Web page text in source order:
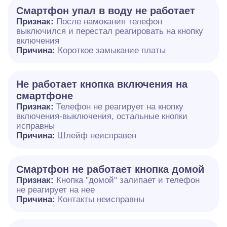
Смартфон упал в воду не работает
Признак: После намокания телефон
выключился и перестал реагировать на кнопку
включения
Причина: Короткое замыкание платы
Не работает кнопка включения на
смартфоне
Признак: Телефон не реагирует на кнопку
включения-выключения, остальные кнопки
исправны
Причина: Шлейф неисправен
Смартфон не работает кнопка домой
Признак: Кнопка "домой" залипает и телефон
не реагирует на нее
Причина: Контакты неисправны